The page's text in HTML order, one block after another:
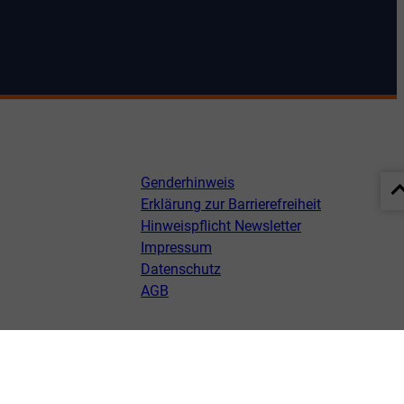
Genderhinweis
Erklärung zur Barrierefreiheit
Hinweispflicht Newsletter
Impressum
Datenschutz
AGB